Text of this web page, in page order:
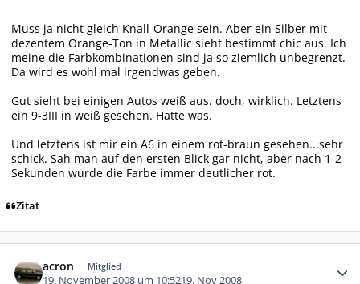
Muss ja nicht gleich Knall-Orange sein. Aber ein Silber mit
dezentem Orange-Ton in Metallic sieht bestimmt chic aus. Ich
meine die Farbkombinationen sind ja so ziemlich unbegrenzt.
Da wird es wohl mal irgendwas geben.
Gut sieht bei einigen Autos weiß aus. doch, wirklich. Letztens
ein 9-3III in weiß gesehen. Hatte was.
Und letztens ist mir ein A6 in einem rot-braun gesehen...sehr
schick. Sah man auf den ersten Blick gar nicht, aber nach 1-2
Sekunden wurde die Farbe immer deutlicher rot.
Zitat
acron Mitglied
19. November 2008 um 10:5219. Nov 2008